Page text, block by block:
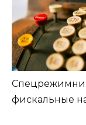
фискальные